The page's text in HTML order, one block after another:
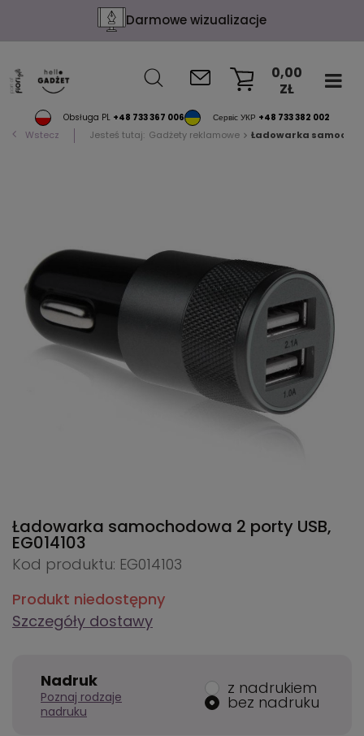
Darmowe wizualizacje
Obsługa PL +48 733 367 006 Сервіс УКР +48 733 382 002
0,00
ZŁ
Wstecz Jesteś tutaj: Gadżety reklamowe Ładowarka
Ładowarka samochodowa 2 porty USB,
EG014103
Kod produktu: EG014103
Produkt niedostępny
Szczegóły dostawy
Nadruk
Poznaj rodzaje
nadruku
z nadrukiem
bez nadruku